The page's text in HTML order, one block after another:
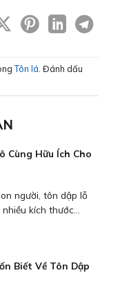
Tôn lá. Đánh dấu
Cùng Hữu Ích Cho
người, tôn dập lỗ
kích thước...
Biết Về Tôn Dập